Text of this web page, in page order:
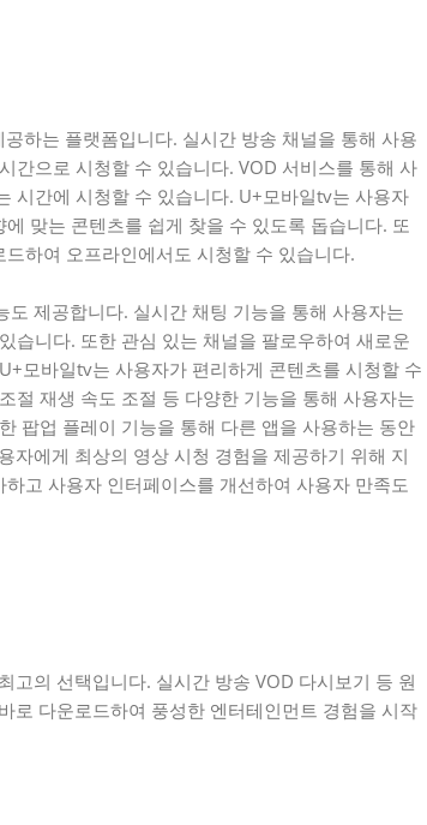
하는 플랫폼입니다. 실시간 방송 채널을 통해 사용
간으로 시청할 수 있습니다. VOD 서비스를 통해 사
시간에 시청할 수 있습니다. U+모바일tv는 사용자
맞는 콘텐츠를 쉽게 찾을 수 있도록 돕습니다. 또
하여 오프라인에서도 시청할 수 있습니다.
제공합니다. 실시간 채팅 기능을 통해 사용자는
습니다. 또한 관심 있는 채널을 팔로우하여 새로운
모바일tv는 사용자가 편리하게 콘텐츠를 시청할 수
절 재생 속도 조절 등 다양한 기능을 통해 사용자는
팝업 플레이 기능을 통해 다른 앱을 사용하는 동안
자에게 최상의 영상 시청 경험을 제공하기 위해 지
고 사용자 인터페이스를 개선하여 사용자 만족도
의 선택입니다. 실시간 방송 VOD 다시보기 등 원
로 다운로드하여 풍성한 엔터테인먼트 경험을 시작